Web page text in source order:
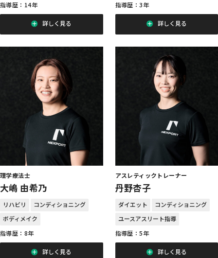
指導歴：14年
詳しく見る
指導歴：3年
詳しく見る
理学療法士
大嶋 由希乃
リハビリ
コンディショニング
ボディメイク
指導歴：8年
詳しく見る
アスレティックトレーナー
丹野杏子
ダイエット
コンディショニング
ユースアスリート指導
指導歴：5年
詳しく見る